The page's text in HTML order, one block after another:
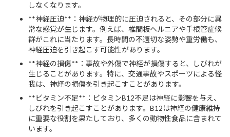
しなくなります。
**神経圧迫**：神経が物理的に圧迫されると、その部分に異
常な感覚が生じます。例えば、椎間板ヘルニアや手根管症候
群がこれに当たります。長時間の不適切な姿勢や重労働も、
神経圧迫を引き起こす可能性があります。
**神経の損傷**：事故や外傷で神経が損傷すると、しびれが
生じることがあります。特に、交通事故やスポーツによる怪
我は、神経の損傷を引き起こすことがあります。
**ビタミン不足**：ビタミンB12不足は神経に影響を与え、
しびれを引き起こすことがあります。B12は神経の健康維持
に重要な役割を果たしており、多くの動物性食品に含まれて
います。